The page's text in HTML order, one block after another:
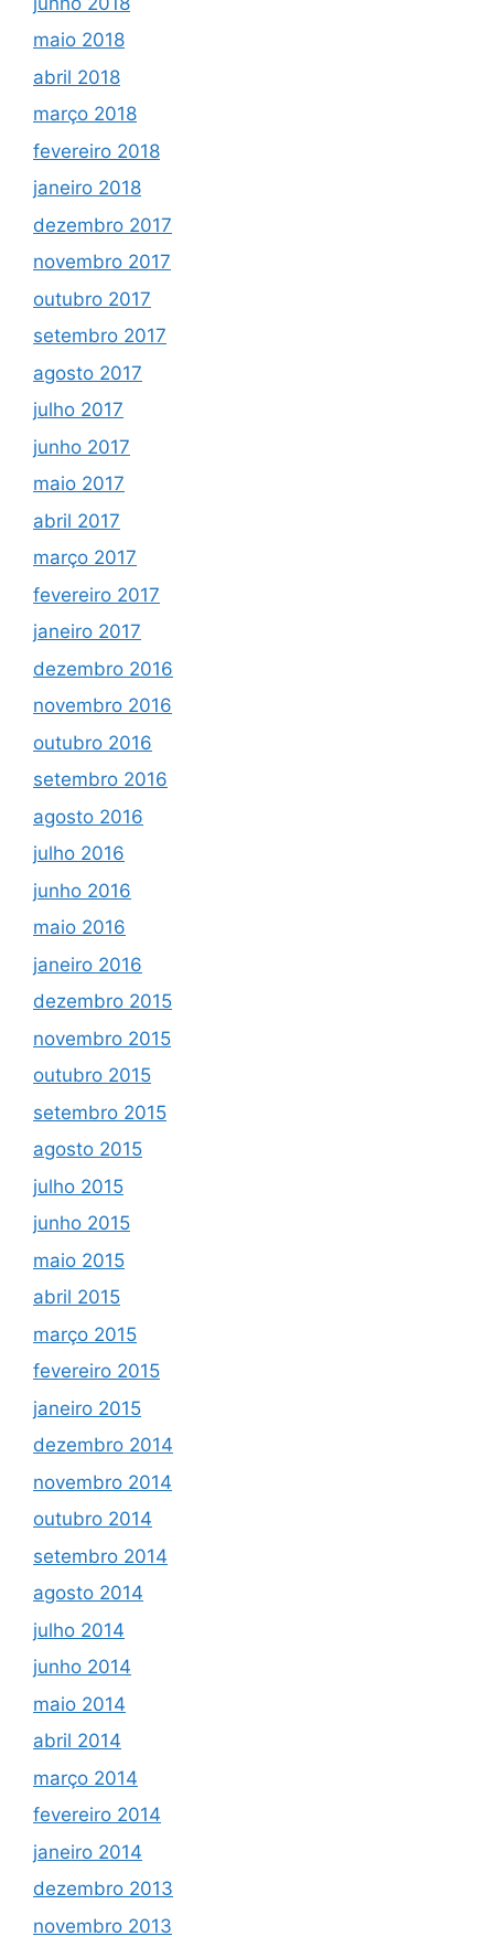
maio 2018
abril 2018
março 2018
fevereiro 2018
janeiro 2018
dezembro 2017
novembro 2017
outubro 2017
setembro 2017
agosto 2017
julho 2017
junho 2017
maio 2017
abril 2017
março 2017
fevereiro 2017
janeiro 2017
dezembro 2016
novembro 2016
outubro 2016
setembro 2016
agosto 2016
julho 2016
junho 2016
maio 2016
janeiro 2016
dezembro 2015
novembro 2015
outubro 2015
setembro 2015
agosto 2015
julho 2015
junho 2015
maio 2015
abril 2015
março 2015
fevereiro 2015
janeiro 2015
dezembro 2014
novembro 2014
outubro 2014
setembro 2014
agosto 2014
julho 2014
junho 2014
maio 2014
abril 2014
março 2014
fevereiro 2014
janeiro 2014
dezembro 2013
novembro 2013